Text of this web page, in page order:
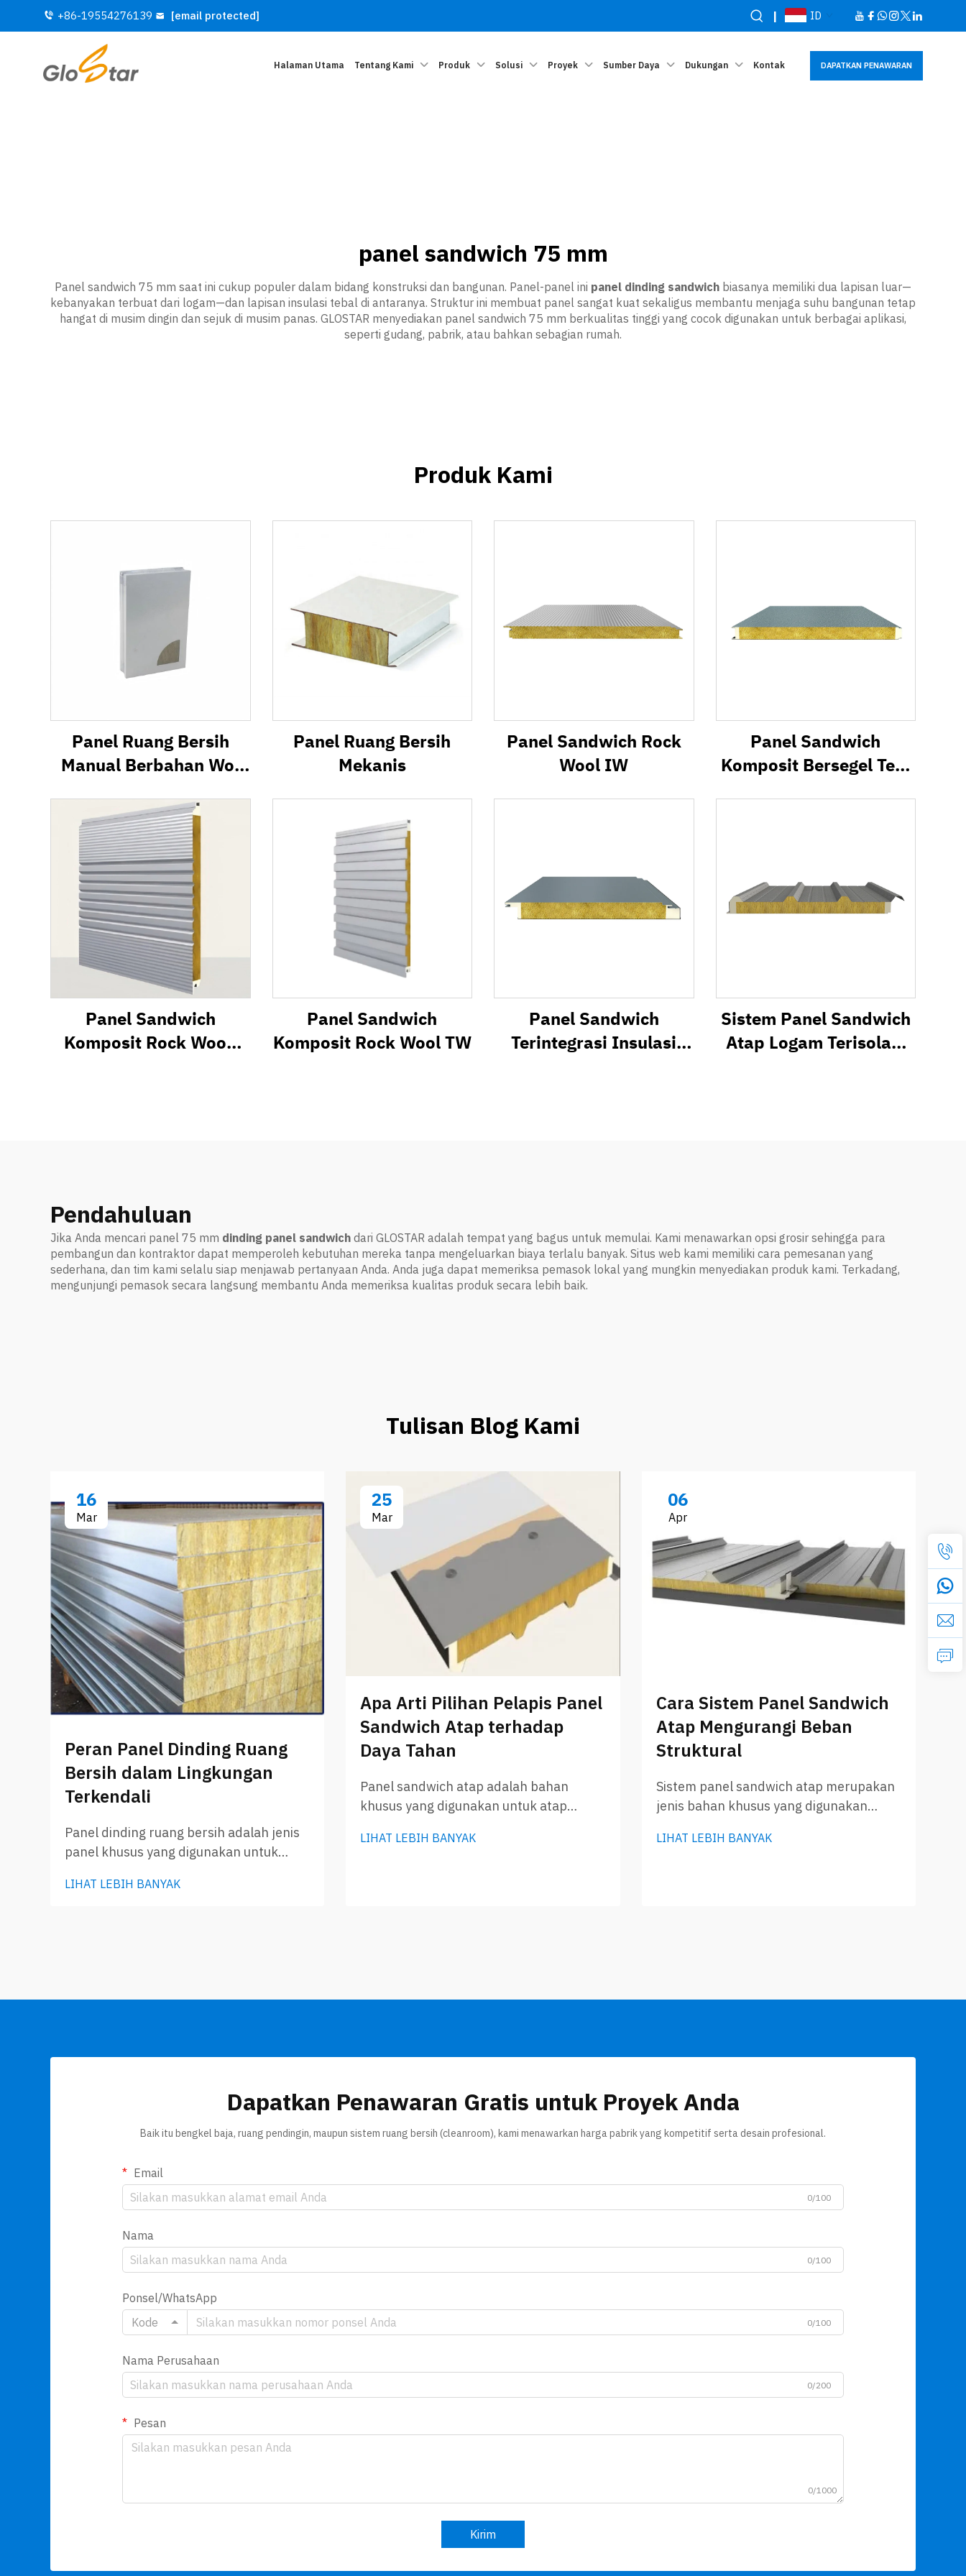
+86-19554276139 [email protected] | ID
Halaman Utama Tentang Kami Produk Solusi Proyek Sumber Daya Dukungan Kontak DAPATKAN PENAWARAN
panel sandwich 75 mm
Panel sandwich 75 mm saat ini cukup populer dalam bidang konstruksi dan bangunan. Panel-panel ini panel dinding sandwich biasanya memiliki dua lapisan luar—
kebanyakan terbuat dari logam—dan lapisan insulasi tebal di antaranya. Struktur ini membuat panel sangat kuat sekaligus membantu menjaga suhu bangunan tetap
hangat di musim dingin dan sejuk di musim panas. GLOSTAR menyediakan panel sandwich 75 mm berkualitas tinggi yang cocok digunakan untuk berbagai aplikasi,
seperti gudang, pabrik, atau bahkan sebagian rumah.
Produk Kami
Panel Ruang Bersih
Manual Berbahan Wol
Panel Ruang Bersih
Mekanis
Panel Sandwich Rock
Wool IW
Panel Sandwich
Komposit Bersegel Tepi
Panel Sandwich
Komposit Rock Wood
Panel Sandwich
Komposit Rock Wool TW
Panel Sandwich
Terintegrasi Insulasi
Sistem Panel Sandwich
Atap Logam Terisolasi
Pendahuluan
Jika Anda mencari panel 75 mm dinding panel sandwich dari GLOSTAR adalah tempat yang bagus untuk memulai. Kami menawarkan opsi grosir sehingga para
pembangun dan kontraktor dapat memperoleh kebutuhan mereka tanpa mengeluarkan biaya terlalu banyak. Situs web kami memiliki cara pemesanan yang
sederhana, dan tim kami selalu siap menjawab pertanyaan Anda. Anda juga dapat memeriksa pemasok lokal yang mungkin menyediakan produk kami. Terkadang,
mengunjungi pemasok secara langsung membantu Anda memeriksa kualitas produk secara lebih baik.
Tulisan Blog Kami
16
Mar
Peran Panel Dinding Ruang
Bersih dalam Lingkungan
Terkendali
Panel dinding ruang bersih adalah jenis
panel khusus yang digunakan untuk
laboratorium, atau rumah sakit. Panel ini
LIHAT LEBIH BANYAK
25
Mar
Apa Arti Pilihan Pelapis Panel
Sandwich Atap terhadap
Daya Tahan
Panel sandwich atap adalah bahan
khusus yang digunakan untuk atap
insulasi di antara dua lembaran logam,
LIHAT LEBIH BANYAK
06
Apr
Cara Sistem Panel Sandwich
Atap Mengurangi Beban
Struktural
Sistem panel sandwich atap merupakan
jenis bahan khusus yang digunakan
luar dan satu lapisan tengah yang diisi
LIHAT LEBIH BANYAK
Dapatkan Penawaran Gratis untuk Proyek Anda
Baik itu bengkel baja, ruang pendingin, maupun sistem ruang bersih (cleanroom), kami menawarkan harga pabrik yang kompetitif serta desain profesional.
Email
0/100
Nama
0/100
Ponsel/WhatsApp
Kode
0/100
Nama Perusahaan
0/200
Pesan
0/1000
Kirim